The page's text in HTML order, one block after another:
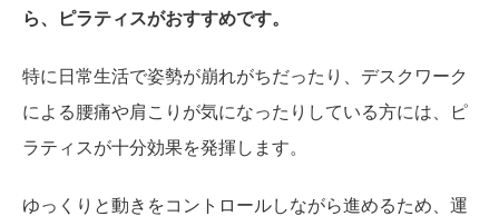
ら、ピラティスがおすすめです。
特に日常生活で姿勢が崩れがちだったり、デスクワーク
による腰痛や肩こりが気になったりしている方には、ピ
ラティスが十分効果を発揮します。
ゆっくりと動きをコントロールしながら進めるため、運